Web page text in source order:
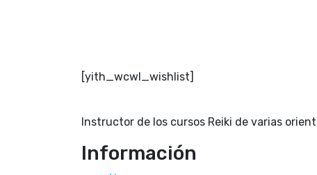
[yith_wcwl_wishlist]
Instructor de los cursos Reiki de varias
Información